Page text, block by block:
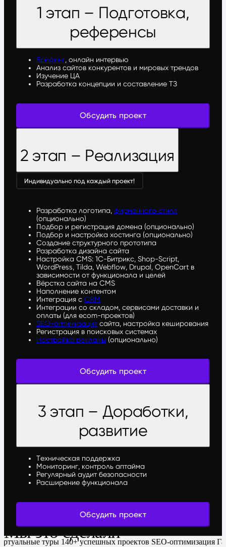
1 этап – Подготовка,
референсы
Брифинг, онлайн интервью
Анализ сайтов конкурентов и мировых трендов
Изучение ЦА
Разработка концепции и составление ТЗ
Обсудить проект
2 этап – Реализация
Индивидуально под каждый проект!
Разработка логотипа, фирменного стиля
(опционально)
Подбор и регистрация домена (опционально)
Подбор и настройка хостинга (опционально)
Создание структурного прототипа
Разработка дизайна сайта
Настройка CMS: 1С-Битрикс, Shop-Script,
WordPress, Tilda, Webflow, Drupal, OpenCart в
зависимости от функционала и целей
Вёрстка сайта на CMS
Наполнение контентом
Интеграция с CRM
Интеграции со складом, сервисами доставки и
оплаты (для ecom-проектов)
SEO-оптимизация сайта, настройка кеширования
Регистрация в поисковых системах
Настройка рекламы (опционально)
Обсудить проект
3 этап – Доработки,
развитие
Техническая поддержка
Мониторинг, контроль аптайма
Регулярный аудит безопасности
Расширение функционала
Обсудить проект
туры 140+ успешных проектов SEO-оптимизация
Мы это сделали